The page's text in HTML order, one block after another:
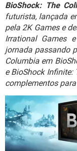
INSTAGRAM
GUIA DE COMPRAS
BioShock: The
futurista, lançada
pela 2K Games e
Irrational Games
jornada passando
Columbia em
e BioShock Infinite:
complementos